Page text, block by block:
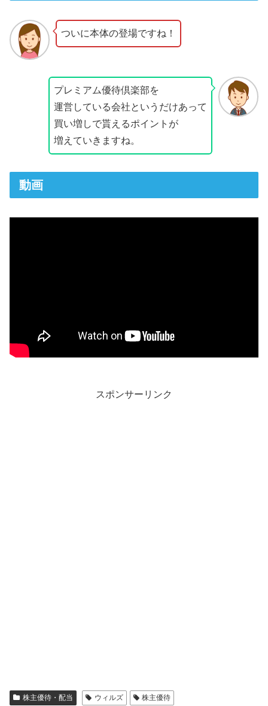
ついに本体の登場ですね！
プレミアム優待倶楽部を
運営している会社というだけあって
買い増しで貰えるポイントが
増えていきますね。
動画
スポンサーリンク
株主優待・配当 ウィルズ 株主優待